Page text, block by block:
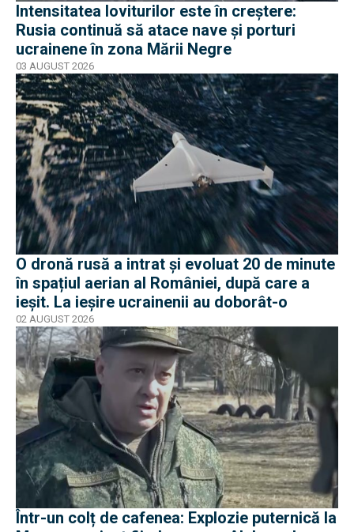
Intensitatea loviturilor este în creștere:
Rusia continuă să atace nave și porturi
ucrainene în zona Mării Negre
03 AUGUST 2026
O dronă rusă a intrat și evoluat 20 de minute
în spațiul aerian al României, după care a
ieșit. La ieșire ucrainenii au doborât-o
02 AUGUST 2026
Într-un colț de cafenea: Explozie puternică la